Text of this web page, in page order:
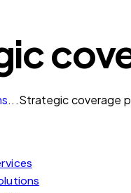
...Strategic coverage